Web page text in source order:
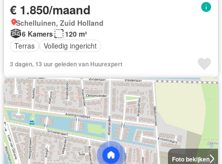
€ 1.850/maand
Schelluinen, Zuid Holland
6 Kamers
120 m²
Terras
Volledig ingericht
3 dagen, 13 uur geleden van Huurexpert
Foto bekijken